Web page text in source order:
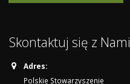
Skontaktuj się z Nami
Adres:
Polskie Stowarzyszenie